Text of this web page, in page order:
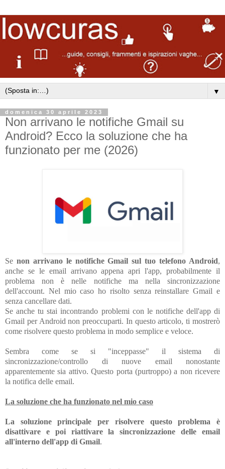
▼
domenica 30 aprile 2023
Non arrivano le notifiche Gmail su
Android? Ecco la soluzione che ha
funzionato per me (2026)
Se non arrivano le notifiche Gmail sul tuo telefono Android,
anche se le email arrivano appena apri l'app, probabilmente il
problema non è nelle notifiche ma nella sincronizzazione
dell'account. Nel mio caso ho risolto senza reinstallare Gmail e
senza cancellare dati.
Se anche tu stai incontrando problemi con le notifiche dell'app di
Gmail per Android non preoccuparti. In questo articolo, ti mostrerò
come risolvere questo problema in modo semplice e veloce.
Sembra come se si "inceppasse" il sistema di
sincronizzazione/controllo di nuove email nonostante
apparentemente sia attivo. Questo porta (purtroppo) a non ricevere
la notifica delle email.
La soluzione che ha funzionato nel mio caso
La soluzione principale per risolvere questo problema è
disattivare e poi riattivare la sincronizzazione delle email
all'interno dell'app di Gmail.